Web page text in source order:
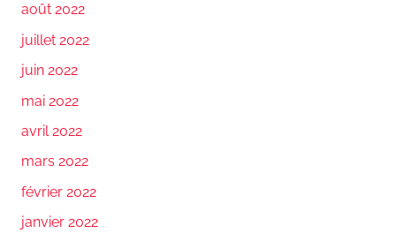
août 2022
juillet 2022
juin 2022
mai 2022
avril 2022
mars 2022
février 2022
janvier 2022